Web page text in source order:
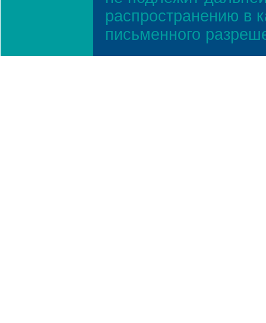
распространению в
письменного